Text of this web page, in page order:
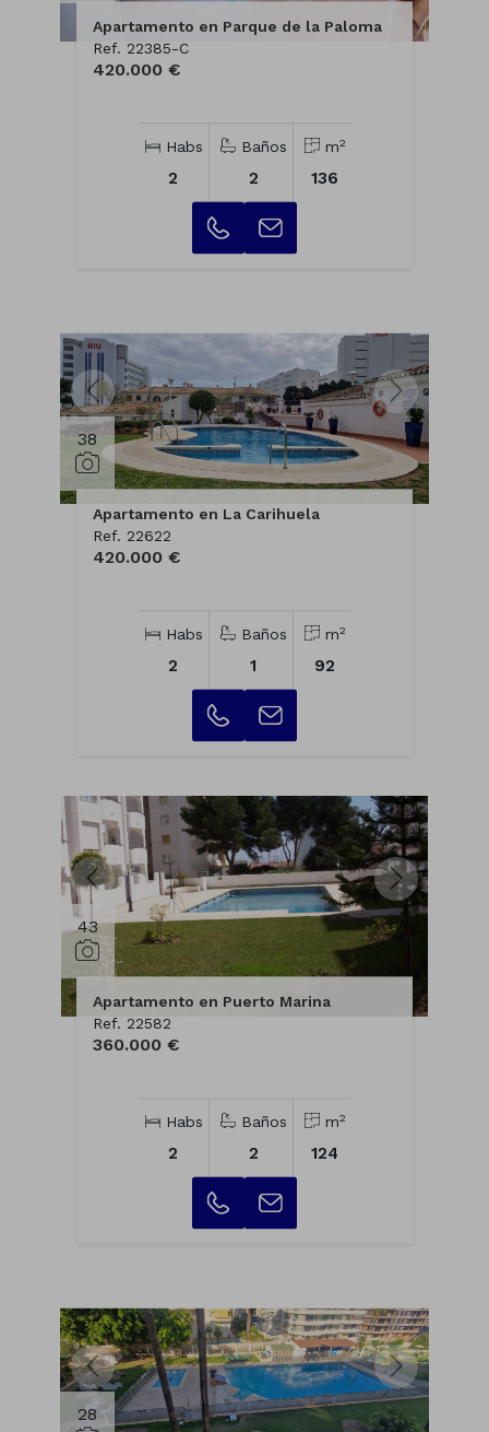
Apartamento en Parque de la Paloma
Ref. 22385-C
420.000 €
Habs
2
Baños
2
m2
136
38
Apartamento en La Carihuela
Ref. 22622
420.000 €
Habs
2
Baños
1
m2
92
43
Apartamento en Puerto Marina
Ref. 22582
360.000 €
Habs
2
Baños
2
m2
124
28